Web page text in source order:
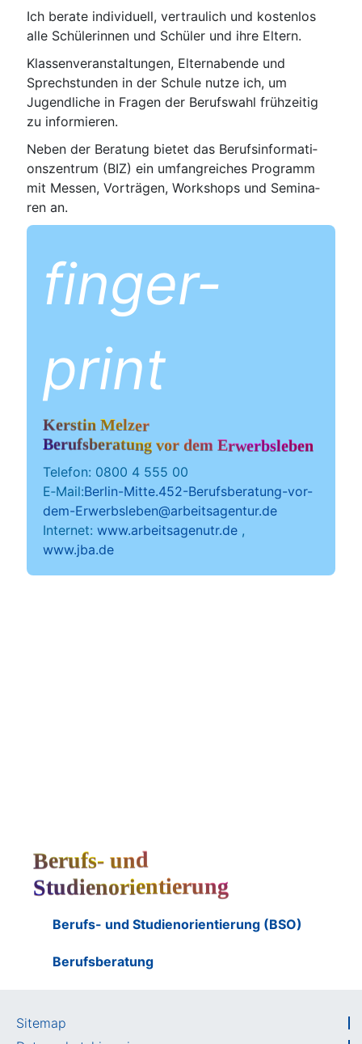
Ich bera­te indi­vi­du­ell, ver­trau­lich und kos­ten­los
alle Schü­le­rin­nen und Schü­ler und ihre Eltern.
Klas­sen­ver­an­stal­tun­gen, Eltern­aben­de und
Sprech­stun­den in der Schu­le nut­ze ich, um
Jugend­li­che in Fra­gen der Berufs­wahl früh­zei­tig
zu informieren.
Neben der Bera­tung bie­tet das Berufs­in­for­ma­ti­
ons­zen­trum (BIZ) ein umfang­rei­ches Pro­gramm
mit Mes­sen, Vor­trä­gen, Work­shops und Semi­na­
ren an.
fin­ger­
print
Kerstin Melzer
Berufsberatung vor dem Erwerbsleben
Tele­fon: 0800 4 555 00
E‑Mail:Berlin-Mitte.452-Berufsberatung-vor-
dem-Erwerbsleben@arbeitsagentur.de
Inter­net: www.arbeitsagenutr.de
www.jba.de
Berufs- und
Studienorientierung
Berufs- und Studienorientierung (BSO)
Berufsberatung
Sitemap